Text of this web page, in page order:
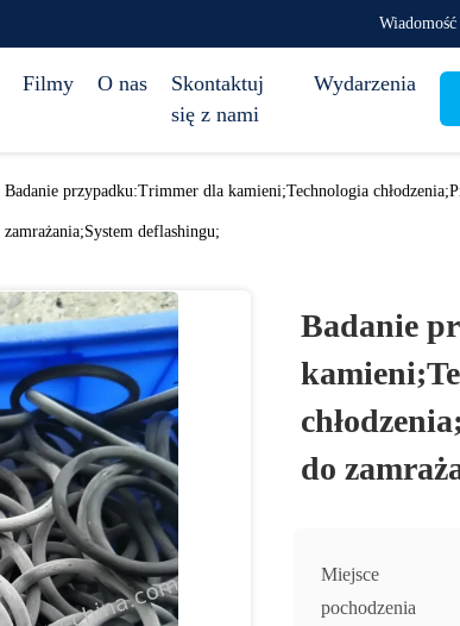
Filmy O nas
Skontaktuj
się z nami
Wydarzenia
Badanie przypadku:Trimmer dla kamieni;Technologia
zamrażania;System deflashingu;
Badanie
do
Miejsce
pochodzenia